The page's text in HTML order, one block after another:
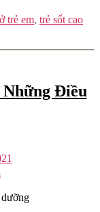
trẻ em, trẻ sốt cao
Những Điều
on
Sốt
Cao